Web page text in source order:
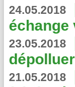
24.05.2018
échange
23.05.2018
21.05.2018